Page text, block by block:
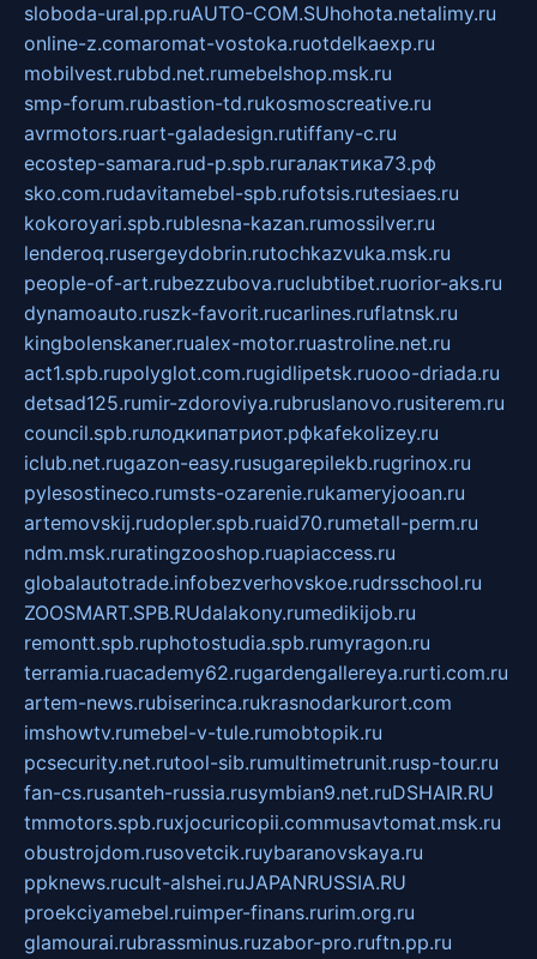
sloboda-ural.pp.ruAUTO-COM.SUhohota.netalimy.ru
online-z.comaromat-vostoka.ruotdelkaexp.ru
mobilvest.rubbd.net.rumebelshop.msk.ru
smp-forum.rubastion-td.rukosmoscreative.ru
avrmotors.ruart-galadesign.rutiffany-c.ru
ecostep-samara.rud-p.spb.ruгалактика73.рф
sko.com.rudavitamebel-spb.rufotsis.rutesiaes.ru
kokoroyari.spb.rublesna-kazan.rumossilver.ru
lenderoq.rusergeydobrin.rutochkazvuka.msk.ru
people-of-art.rubezzubova.ruclubtibet.ruorior-aks.ru
dynamoauto.ruszk-favorit.rucarlines.ruflatnsk.ru
kingbolenskaner.rualex-motor.ruastroline.net.ru
act1.spb.rupolyglot.com.rugidlipetsk.ruooo-driada.ru
detsad125.rumir-zdoroviya.rubruslanovo.rusiterem.ru
council.spb.ruлодкипатриот.рфkafekolizey.ru
iclub.net.rugazon-easy.rusugarepilekb.rugrinox.ru
pylesostineco.rumsts-ozarenie.rukameryjooan.ru
artemovskij.rudopler.spb.ruaid70.rumetall-perm.ru
ndm.msk.ruratingzooshop.ruapiaccess.ru
globalautotrade.infobezverhovskoe.rudrsschool.ru
ZOOSMART.SPB.RUdalakony.rumedikijob.ru
remontt.spb.ruphotostudia.spb.rumyragon.ru
terramia.ruacademy62.rugardengallereya.rurti.com.ru
artem-news.rubiserinca.rukrasnodarkurort.com
imshowtv.rumebel-v-tule.rumobtopik.ru
pcsecurity.net.rutool-sib.rumultimetrunit.rusp-tour.ru
fan-cs.rusanteh-russia.rusymbian9.net.ruDSHAIR.RU
tmmotors.spb.ruxjocuricopii.commusavtomat.msk.ru
obustrojdom.rusovetcik.ruybaranovskaya.ru
ppknews.rucult-alshei.ruJAPANRUSSIA.RU
proekciyamebel.ruimper-finans.rurim.org.ru
glamourai.rubrassminus.ruzabor-pro.ruftn.pp.ru